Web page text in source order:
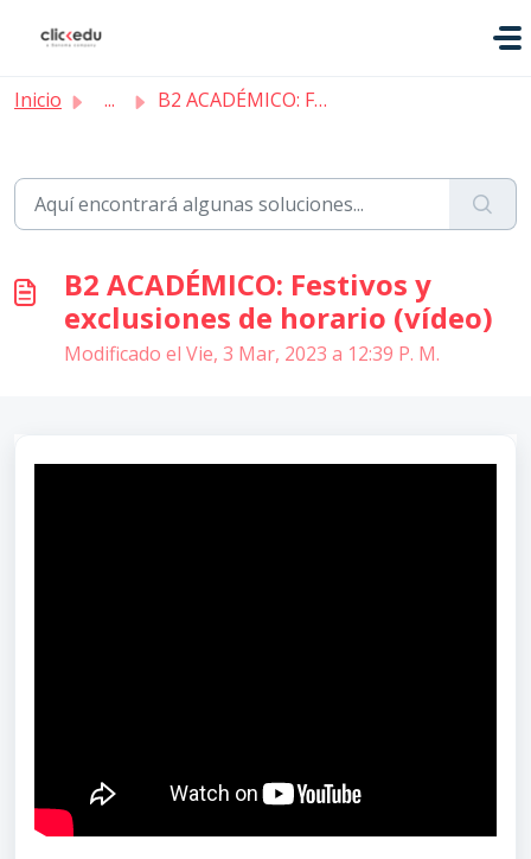
Inicio ... B2 ACADÉMICO: Festivos y exclusiones de horario (vídeo)
B2 ACADÉMICO: Festivos y
exclusiones de horario (vídeo)
Modificado el Vie, 3 Mar, 2023 a 12:39 P. M.